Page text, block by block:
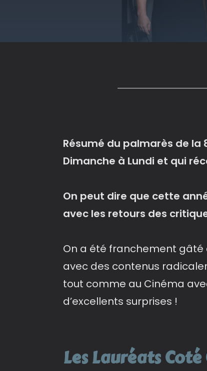
Résumé du palmarès de la
Dimanche à Lundi et qui
On peut dire que cette
avec les retours des
On a été franchement gâté
avec des contenus
tout comme au Cinéma
d’excellents surprises !
Les Lauréats